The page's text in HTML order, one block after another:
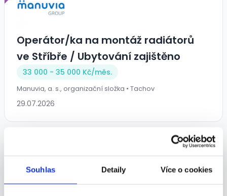
Souhlas Detaily Více o cookies
Operátor/ka na montáž radiátorů
ve Stříbře / Ubytování zajištěno
33 000 - 35 000 Kč/měs.
Manuvia, a. s., organizační složka • Tachov
29.07.2026